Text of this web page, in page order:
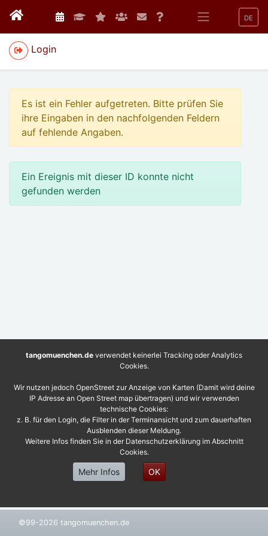
DE
Login
Es ist ein Fehler aufgetreten. Bitte prüfen Sie
ihre Eingaben in den nachfolgenden Feldern
auf fehlende Angaben.
Ein Ereignis mit dieser ID konnte nicht
gefunden werden
©99-2026 tangomuenchen.de
tangomuenchen.de verwendet keinerlei Tracking oder Analytics
Cookies.
Wir nutzen jedoch OpenStreet zur Anzeige von Karten (Damit wird deine
IP Adresse an Open Street map übertragen) und wir verwenden
technische Cookies:
z. B. für den Login, die Filter in der Terminansicht und zum dauerhaften
Ausblenden dieser Meldung.
Weitere Infos finden Sie in der Datenschutzerklärung im Abschnitt
Cookies.
Mehr Infos OK